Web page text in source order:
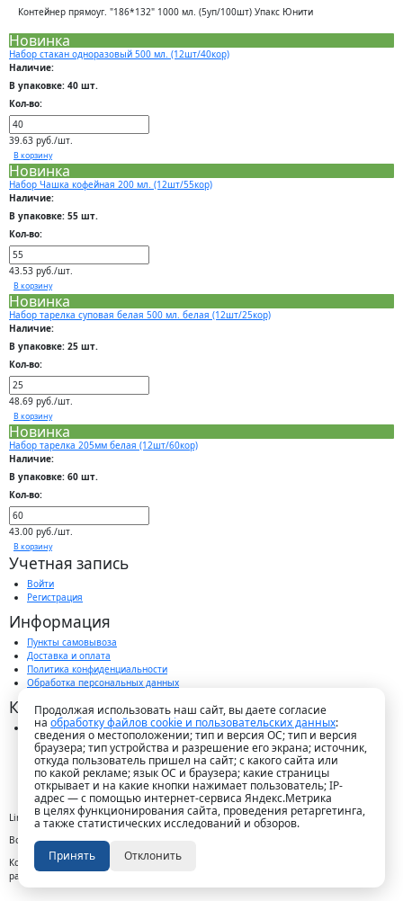
Контейнер прямоуг. "186*132" 1000 мл. (5уп/100шт) Упакс Юнити
Новинка
Набор стакан одноразовый 500 мл. (12шт/40кор)
Наличие:
В упаковке: 40 шт.
Кол-во:
39.63 руб./шт.
В корзину
Новинка
Набор Чашка кофейная 200 мл. (12шт/55кор)
Наличие:
В упаковке: 55 шт.
Кол-во:
43.53 руб./шт.
В корзину
Новинка
Набор тарелка суповая белая 500 мл. белая (12шт/25кор)
Наличие:
В упаковке: 25 шт.
Кол-во:
48.69 руб./шт.
В корзину
Новинка
Набор тарелка 205мм белая (12шт/60кор)
Наличие:
В упаковке: 60 шт.
Кол-во:
43.00 руб./шт.
В корзину
Учетная запись
Войти
Регистрация
Информация
Пункты самовывоза
Доставка и оплата
Политика конфиденциальности
Обработка персональных данных
Контакты
г. Краснодар, пос. Победитель, ул. Быстрая, 11/1а
8-989-265-35-35 (звонок бесплатный)
Пн-Пт 9.00 — 18.00
office@lirapack.com
Посмотреть на карте
Lirapack ©2026 Все права защищены.
Все торговые марки принадлежат их владельцам
Копирование составляющих частей сайта в какой бы то ни было форме без
разрешения владельца авторских прав запрещено
Продолжая использовать наш сайт, вы даете согласие
на обработку файлов cookie и пользовательских данных:
сведения о местоположении; тип и версия ОС; тип и версия
браузера; тип устройства и разрешение его экрана; источник,
откуда пользователь пришел на сайт; с какого сайта или
по какой рекламе; язык ОС и браузера; какие страницы
открывает и на какие кнопки нажимает пользователь; IP-
адрес — с помощью интернет-сервиса Яндекс.Метрика
в целях функционирования сайта, проведения ретаргетинга,
а также статистических исследований и обзоров.
Принять Отклонить